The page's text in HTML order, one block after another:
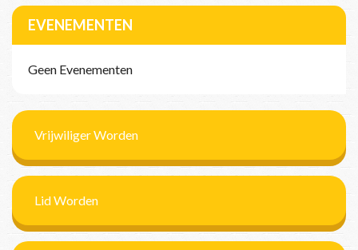
EVENEMENTEN
Geen Evenementen
Vrijwiliger Worden
Lid Worden